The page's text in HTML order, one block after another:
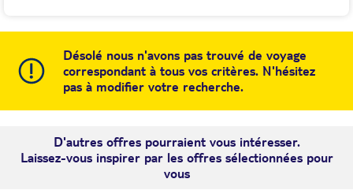
Désolé nous n'avons pas trouvé de voyage
correspondant à tous vos critères. N'hésitez
pas à modifier votre recherche.
D'autres offres pourraient vous intéresser.
Laissez-vous inspirer par les offres sélectionnées pour
vous